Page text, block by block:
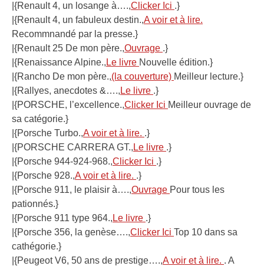
|{Renault 4, un losange à….,Clicker Ici .}
|{Renault 4, un fabuleux destin.,A voir et à lire.
Recommnandé par la presse.}
|{Renault 25 De mon père.,Ouvrage .}
|{Renaissance Alpine., Le livre Nouvelle édition.}
|{Rancho De mon père.,(la couverture) Meilleur lecture.}
|{Rallyes, anecdotes &…., Le livre .}
|{PORSCHE, l’excellence.,Clicker Ici Meilleur ouvrage de
sa catégorie.}
|{Porsche Turbo.,A voir et à lire. .}
|{PORSCHE CARRERA GT., Le livre .}
|{Porsche 944-924-968.,Clicker Ici .}
|{Porsche 928.,A voir et à lire. .}
|{Porsche 911, le plaisir à….,Ouvrage Pour tous les
pationnés.}
|{Porsche 911 type 964., Le livre .}
|{Porsche 356, la genèse….,Clicker Ici Top 10 dans sa
cathégorie.}
|{Peugeot V6, 50 ans de prestige….,A voir et à lire. . A